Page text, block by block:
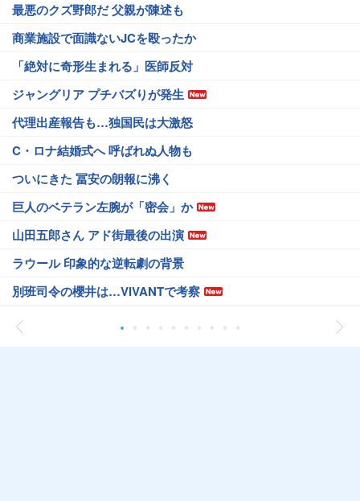
最悪のクズ野郎だ 父親が陳述も
商業施設で面識ないJCを殴ったか
「絶対に奇形生まれる」医師反対
ジャングリア プチバズりが発生
代理出産報告も…独国民は大激怒
C・ロナ結婚式へ 呼ばれぬ人物も
ついにきた 冨安の朗報に沸く
巨人のベテラン左腕が「密会」か
山田五郎さん アド街最後の出演
ラウール 印象的な逆転劇の背景
別班司令の櫻井は…VIVANTで考察